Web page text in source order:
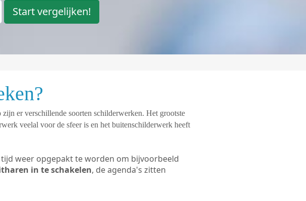
Start vergelijken!
er verschillende soorten schilderwerken. Het grootste
veelal voor de sfeer is en het buitenschilderwerk heeft
weer opgepakt te worden om bijvoorbeeld
in te schakelen, de agenda's zitten